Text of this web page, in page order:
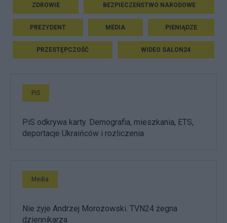
ZDROWIE BEZPIECZEŃSTWO NARODOWE
PREZYDENT MEDIA PIENIĄDZE
PRZESTĘPCZOŚĆ WIDEO SALON24
PiS
PiS odkrywa karty. Demografia, mieszkania, ETS,
deportacje Ukraińców i rozliczenia
Media
Nie żyje Andrzej Morozowski. TVN24 żegna
dziennikarza